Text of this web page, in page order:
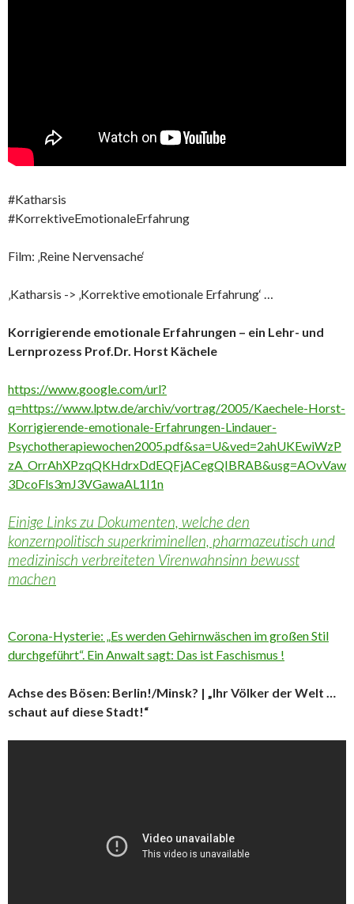
#Katharsis
#KorrektiveEmotionaleErfahrung
Film: ‚Reine Nervensache‘
‚Katharsis -> ‚Korrektive emotionale Erfahrung‘ …
Korrigierende emotionale Erfahrungen – ein Lehr- und
Lernprozess Prof.Dr. Horst Kächele
https://www.google.com/url?
q=https://www.lptw.de/archiv/vortrag/2005/Kaechele-Horst-
Korrigierende-emotionale-Erfahrungen-Lindauer-
Psychotherapiewochen2005.pdf&sa=U&ved=2ahUKEwiWzP
zA_OrrAhXPzqQKHdrxDdEQFjACegQIBRAB&usg=AOvVaw
3DcoFls3mJ3VGawaAL1I1n
Einige Links zu Dokumenten, welche den
konzernpolitisch superkriminellen, pharmazeutisch und
medizinisch verbreiteten Virenwahnsinn bewusst
machen
Corona-Hysterie: „Es werden Gehirnwäschen im großen Stil
durchgeführt“. Ein Anwalt sagt: Das ist Faschismus !
Achse des Bösen: Berlin!/Minsk? | „Ihr Völker der Welt …
schaut auf diese Stadt!“